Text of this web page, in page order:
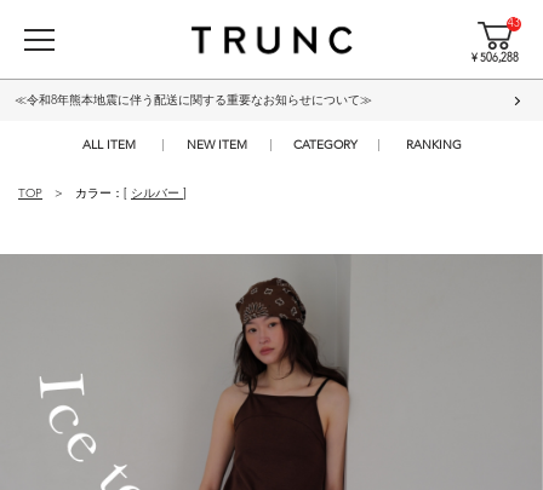
43
¥ 506,288
≪令和8年熊本地震に伴う配送に関する重要なお知らせについて≫
ALL ITEM NEW ITEM CATEGORY RANKING
TOP カラー：[ シルバー